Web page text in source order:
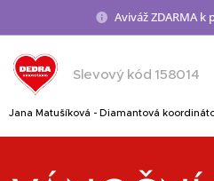
Aviváž ZDARMA k
Slevový kód 158014
Jana Matušíková - Diamantová